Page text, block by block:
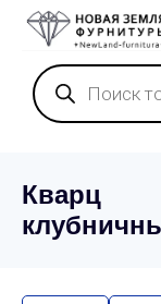
Поиск
товаров
Кварц